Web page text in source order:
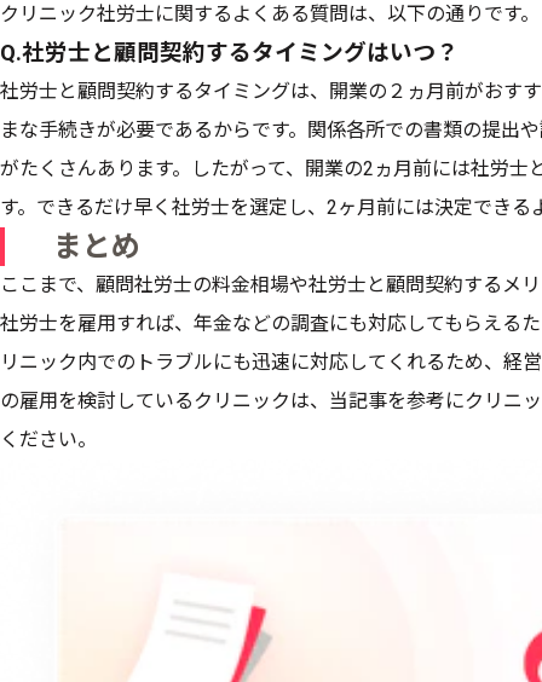
クリニック社労士に関するよくある質問は、以下の通りです。
Q.社労士と顧問契約するタイミングはいつ？
社労士と顧問契約するタイミングは、開業の２ヵ月前がおす
まな手続きが必要であるからです。関係各所での書類の提出
がたくさんあります。したがって、開業の2ヵ月前には社労
す。できるだけ早く社労士を選定し、2ヶ月前には決定できる
まとめ
ここまで、顧問社労士の料金相場や社労士と顧問契約するメ
社労士を雇用すれば、年金などの調査にも対応してもらえる
リニック内でのトラブルにも迅速に対応してくれるため、経
の雇用を検討しているクリニックは、当記事を参考にクリニ
ください。